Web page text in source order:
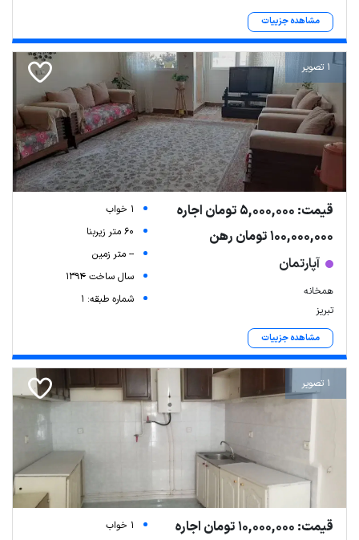
مشاهده جزییات
1 تصویر
قیمت: 5,000,000 تومان اجاره
100,000,000 تومان رهن
آپارتمان
همخانه
تبریز
مشاهده جزییات
1 خواب
60 متر زیربنا
-- متر زمین
سال ساخت 1394
شماره طبقه: 1
1 تصویر
قیمت: 10,000,000 تومان اجاره
1 خواب